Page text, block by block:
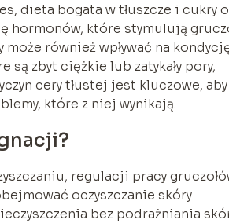
dieta bogata w tłuszcze i cukry
hormonów, które stymulują
również wpływać na
zbyt ciężkie lub zatykały pory,
cery tłustej jest kluczowe, aby
które z niej wynikają.
regulacji pracy
oczyszczanie skóry
bez podrażniania